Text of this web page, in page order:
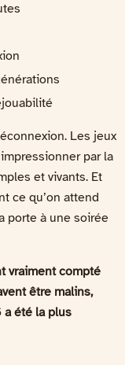
Les jeux
par la
et vivants. Et
ce qu’on attend
porte à une soirée
vraiment compté
être malins,
a été la plus